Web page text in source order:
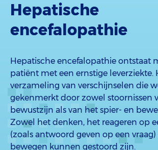
Hepatische
encefalopathie
Hepatische encefalopathie ontstaat
patiënt met een ernstige leverziekte.
verzameling van verschijnselen die
gekenmerkt door zowel stoornissen
bewustzijn als van het spier- en
Zowel het denken, het reageren op
(zoals antwoord geven op een vraag)
bewegen kunnen gestoord zijn.